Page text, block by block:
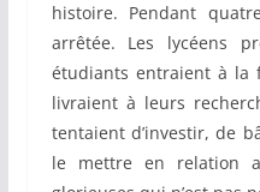
histoire. Pendant
arrêtée. Les lycéens
étudiants entraient à la
livraient à leurs
tentaient d’investir, de
le mettre en relation